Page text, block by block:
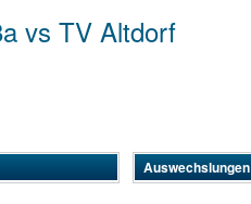
vs TV Altdorf
Auswechslungen